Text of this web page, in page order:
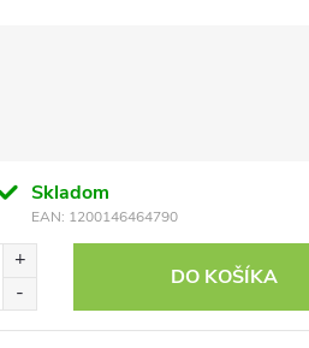
Skladom
EAN: 1200146464790
DO KOŠÍKA